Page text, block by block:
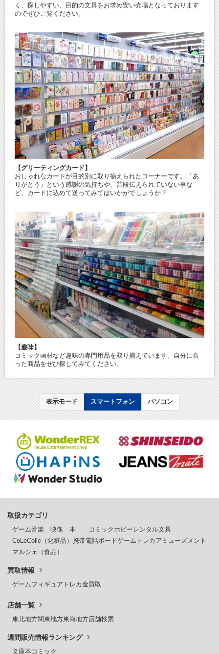
く、探しやすい、目的の文具をお求め安い売場となっております
のでぜひご覧ください。
【グリーティングカード】
おしゃれなカードが目的別に取り揃えられたコーナーです。「あ
りがとう」という感謝の気持ちや、普段伝えられていない事な
ど、カードに込めて送ってみてはいかがでしょうか？
【趣味】
コミック画材など趣味の専門用品を取り揃えています。自分に合
った商品をぜひ探してみてください。
表示モード スマートフォン パソコン
取扱カテゴリ
ゲーム音楽 映像 本 コミック ホビー レンタル文具
CoLeColle（化粧品） 携帯電話ボードゲーム トレカ アミューズメント
マルシェ（食品）
買取情報
ゲームフィギュア トレカ金買取
店舗一覧
東北地方関東地方東海地方店舗検索
週間販売情報ランキング
文庫本コミック